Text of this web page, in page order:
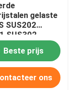
gelaste
SUS202
SUS302
naadloos helder
Beste prijs
ons